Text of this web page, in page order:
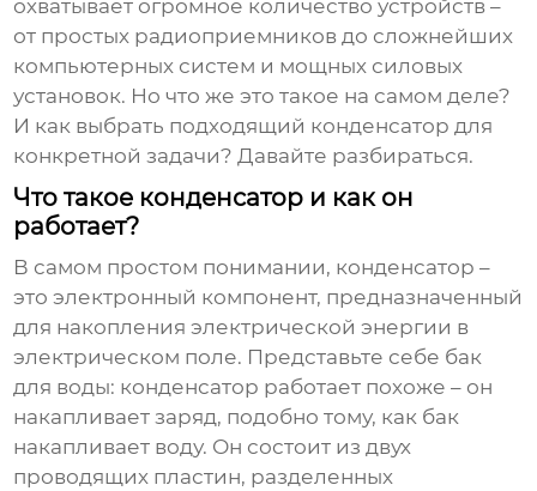
охватывает огромное количество устройств –
от простых радиоприемников до сложнейших
компьютерных систем и мощных силовых
установок. Но что же это такое на самом деле?
И как выбрать подходящий конденсатор для
конкретной задачи? Давайте разбираться.
Что такое конденсатор и как он
работает?
В самом простом понимании, конденсатор –
это электронный компонент, предназначенный
для накопления электрической энергии в
электрическом поле. Представьте себе бак
для воды: конденсатор работает похоже – он
накапливает заряд, подобно тому, как бак
накапливает воду. Он состоит из двух
проводящих пластин, разделенных